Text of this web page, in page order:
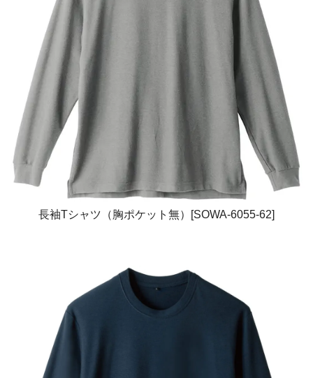
長袖Tシャツ（胸ポケット無）[SOWA-6055-62]